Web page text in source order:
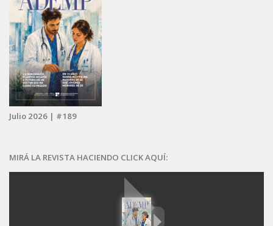
Julio 2026 | #189
MIRÁ LA REVISTA HACIENDO CLICK AQUÍ: